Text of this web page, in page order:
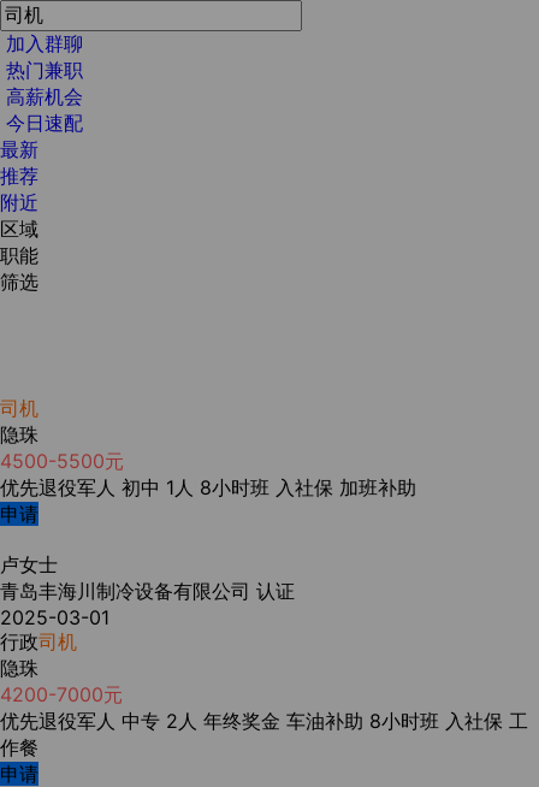
加入群聊
热门兼职
高薪机会
今日速配
最新
推荐
附近
区域
职能
筛选
司机
隐珠
4500-5500元
优先退役军人 初中 1人 8小时班 入社保 加班补助
申请
卢女士
青岛丰海川制冷设备有限公司 认证
2025-03-01
行政司机
隐珠
4200-7000元
优先退役军人 中专 2人 年终奖金 车油补助 8小时班 入社保 工
作餐
申请